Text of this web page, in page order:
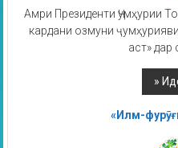
Амри Президенти Ҷумҳурии
кардани озмуни
аст» дар
«Илм-